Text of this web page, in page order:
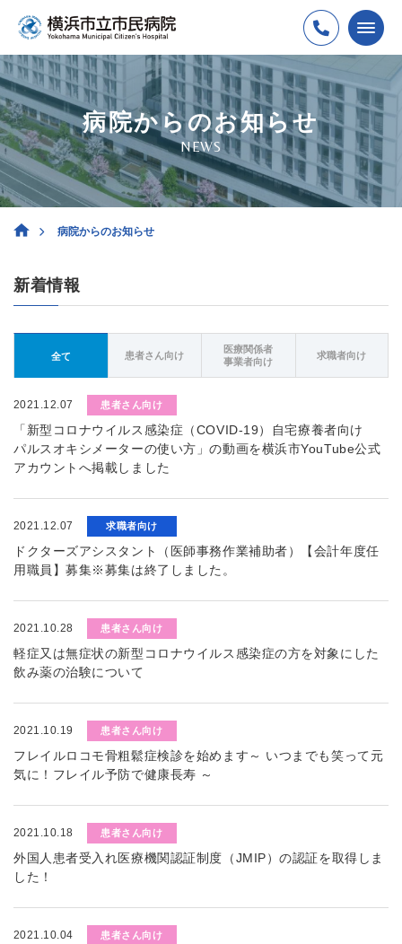
病院からのお知らせ
NEWS
病院からのお知らせ
新着情報
全て 患者さん向け
医療関係者
事業者向け
求職者向け
2021.12.07 患者さん向け
「新型コロナウイルス感染症（COVID-19）自宅療養者向け
パルスオキシメーターの使い方」の動画を横浜市YouTube公式
アカウントへ掲載しました
2021.12.07 求職者向け
ドクターズアシスタント（医師事務作業補助者）【会計年度任
用職員】募集※募集は終了しました。
2021.10.28 患者さん向け
軽症又は無症状の新型コロナウイルス感染症の方を対象にした
飲み薬の治験について
2021.10.19 患者さん向け
フレイルロコモ骨粗鬆症検診を始めます～ いつまでも笑って元
気に！フレイル予防で健康長寿 ～
2021.10.18 患者さん向け
外国人患者受入れ医療機関認証制度（JMIP）の認証を取得しま
した！
2021.10.04 患者さん向け